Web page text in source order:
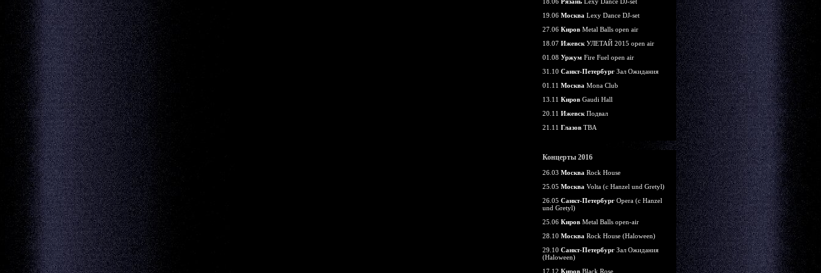
19.06 Москва Lexy Dance DJ-set
27.06 Киров Metal Balls open air
18.07 Ижевск УЛЕТАЙ 2015 open air
01.08 Уржум Fire Fuel open air
31.10 Санкт-Петербург Зал Ожидания
01.11 Москва Mona Club
13.11 Киров Gaudi Hall
20.11 Ижевск Подвал
21.11 Глазов TBA
Концерты 2016
26.03 Москва Rock House
25.05 Москва Volta (c Hanzel und Gretyl)
26.05 Санкт-Петербург Opera (c Hanzel
und Gretyl)
25.06 Киров Metal Balls open-air
28.10 Москва Rock House (Haloween)
29.10 Санкт-Петербург Зал Ожидания
(Haloween)
17.12 Киров Black Rose